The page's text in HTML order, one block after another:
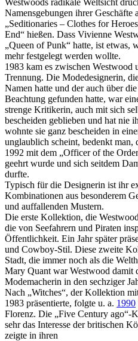
Namensgebungen ihrer Geschäfte
„Seditionaries – Clothes for
End“ hießen. Dass Vivienne
„Queen of Punk“ hatte, ist etwas,
mehr festgelegt werden wollte.
1983 kam es zwischen
Trennung. Die Modedesignerin,
Namen hatte und der auch über
Beachtung gefunden hatte, war
strenge Kritikerin, auch mit sich
bescheiden geblieben und hat nie
wohnte sie ganz bescheiden in
unglaublich scheint, bedenkt man,
1992 mit dem „Officer of the
geehrt wurde und sich seitdem
durfte.
Typisch für die Designerin ist ihr
Kombinationen aus besonderem
und auffallenden Mustern.
Die erste Kollektion, die
die von Seefahrern und Piraten
Öffentlichkeit. Ein Jahr später
und Cowboy-Stil. Diese zweite
Stadt, die immer noch als die
Mary Quant war Westwood damit
Modemacherin in den sechziger
Nach „Witches“, der Kollektion
1983 präsentierte, folgte u. a. 1990
Florenz. Die „Five Century ago“-
sehr das Interesse der britischen
zeigte in ihren